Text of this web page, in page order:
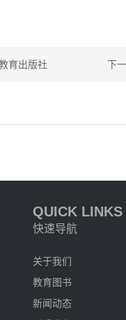
育出版社 下
QUICK LINKS
快速导航
关于我们
教育图书
新闻动态